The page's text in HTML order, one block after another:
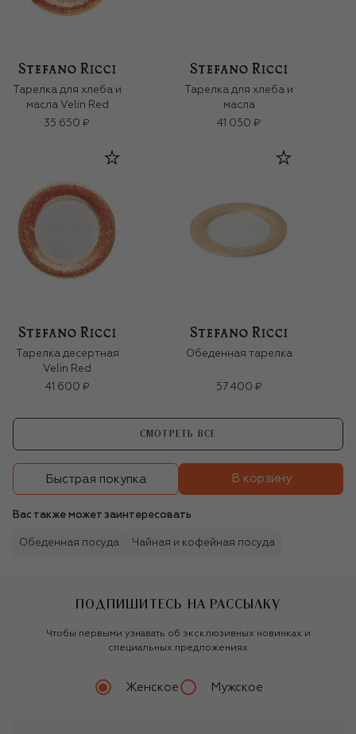
Тарелка для хлеба и
масла Velin Red
35 650 ₽
Тарелка для хлеба и
масла
41 050 ₽
Тарелка десертная
Velin Red
41 600 ₽
Обеденная тарелка
57 400 ₽
СМОТРЕТЬ ВСЕ
Быстрая покупка В корзину
Вас также может заинтересовать
Обеденная посуда Чайная и кофейная посуда
ПОДПИШИТЕСЬ НА РАССЫЛКУ
Чтобы первыми узнавать об эксклюзивных новинках и
специальных предложениях
Женское Мужское